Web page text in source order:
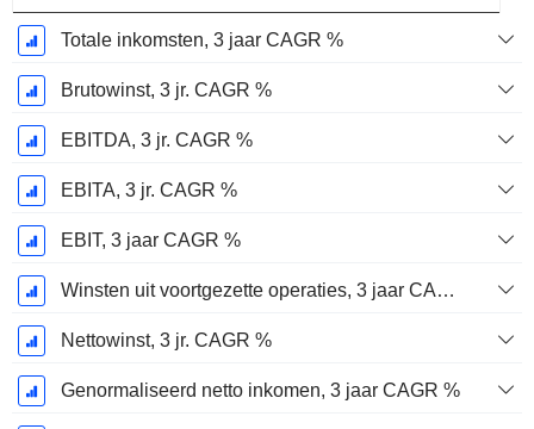
Totale inkomsten, 3 jaar CAGR %
Brutowinst, 3 jr. CAGR %
EBITDA, 3 jr. CAGR %
EBITA, 3 jr. CAGR %
EBIT, 3 jaar CAGR %
Winsten uit voortgezette operaties, 3 jaar CAGR %
Nettowinst, 3 jr. CAGR %
Genormaliseerd netto inkomen, 3 jaar CAGR %